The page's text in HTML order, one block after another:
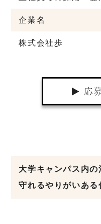
企業名
株式会社歩
応
大学キャンパス内
守れるやりがいあ